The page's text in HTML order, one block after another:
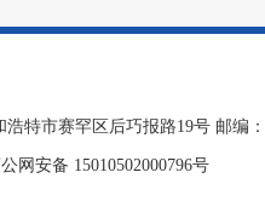
特市赛罕区后巧报路19号 邮编：
网安备 15010502000796号